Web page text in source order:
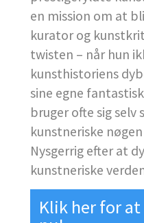
en mission om at
kurator og
twisten – når hun
kunsthistoriens
sine egne
bruger ofte sig selv
kunstneriske
Nysgerrig efter at
kunstneriske
Klik her for